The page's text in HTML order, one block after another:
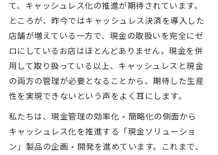
て、キャッシュレス化の推進が期待されています。
ところが、昨今ではキャッシュレス決済を導入した
店舗が増えている一方で、現金の取扱いを完全にゼ
ロにしているお店はほとんどありません。現金を併
用して取り扱っている以上、キャッシュレスと現金
の両方の管理が必要となることから、期待した生産
性を実現できないという声をよく耳にします。
私たちは、現金管理の効率化・簡略化の側面から
キャッシュレス化を推進する「現金ソリューショ
ン」製品の企画・開発を進めています。これまで、